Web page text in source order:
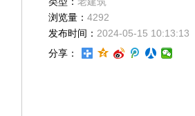
浏览量： 4292
发布时间： 2024-05-15 10:13:13
分享：